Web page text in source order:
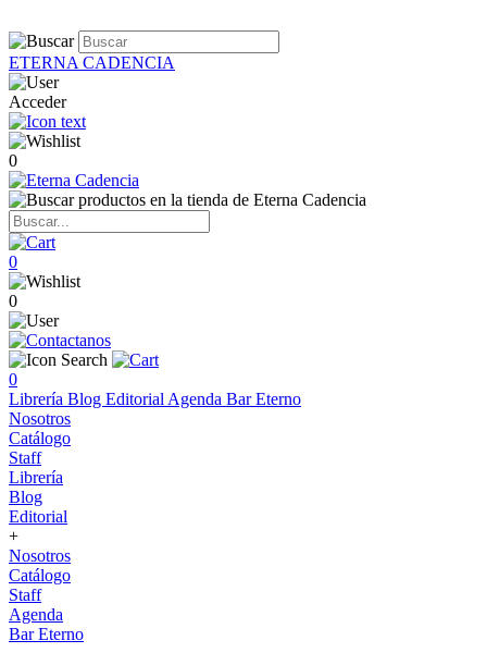
ETERNA CADENCIA
Acceder
0
0
0
0
Librería Blog Editorial Agenda Bar Eterno
Nosotros
Catálogo
Staff
Librería
Blog
Editorial
+
Nosotros
Catálogo
Staff
Agenda
Bar Eterno